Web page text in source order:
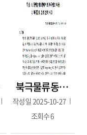
북극물류동향 2025년 9월호(2025.10.01.발간)
작성일 2025-10-27
조회수6